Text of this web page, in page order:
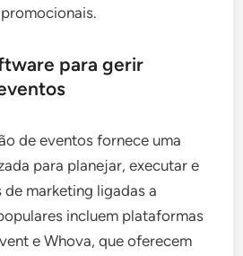
para gerir
de eventos fornece uma
para planejar, executar e
de marketing ligadas a
incluem plataformas
e Whova, que oferecem